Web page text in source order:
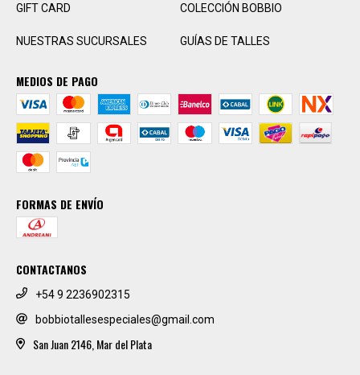
GIFT CARD COLECCIÓN BOBBIO
NUESTRAS SUCURSALES GUÍAS DE TALLES
MEDIOS DE PAGO
FORMAS DE ENVÍO
CONTACTANOS
+54 9 2236902315
bobbiotallesespeciales@gmail.com
San Juan 2146, Mar del Plata